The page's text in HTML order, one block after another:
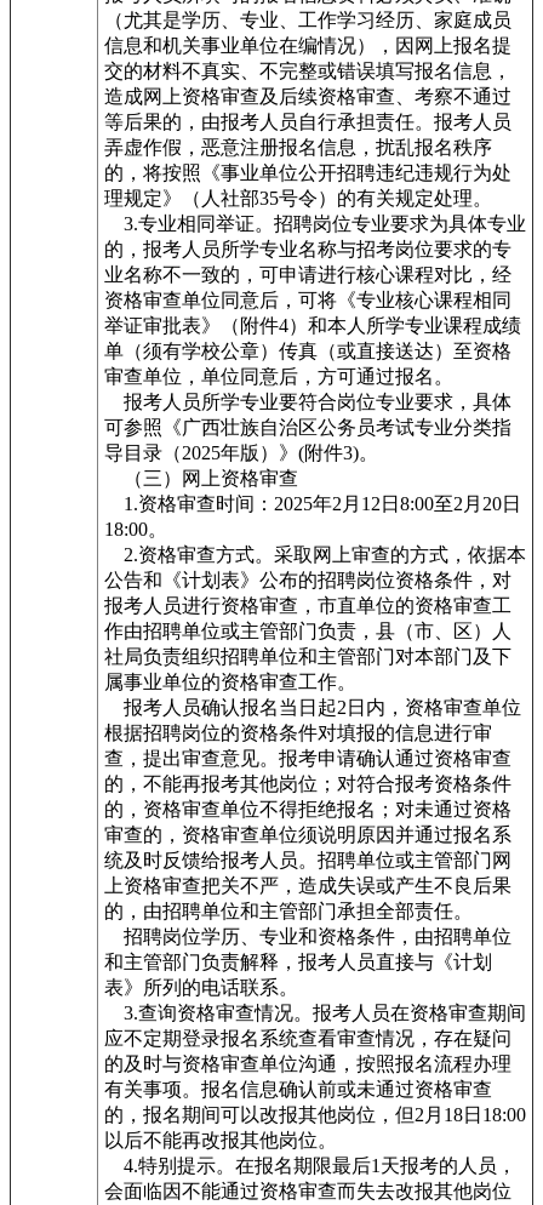
（尤其是学历、专业、工作学习经历、家庭成员
信息和机关事业单位在编情况），因网上报名提
交的材料不真实、不完整或错误填写报名信息，
造成网上资格审查及后续资格审查、考察不通过
等后果的，由报考人员自行承担责任。报考人员
弄虚作假，恶意注册报名信息，扰乱报名秩序
的，将按照《事业单位公开招聘违纪违规行为处
理规定》（人社部35号令）的有关规定处理。
3.专业相同举证。招聘岗位专业要求为具体专业
的，报考人员所学专业名称与招考岗位要求的专
业名称不一致的，可申请进行核心课程对比，经
资格审查单位同意后，可将《专业核心课程相同
举证审批表》（附件4）和本人所学专业课程成绩
单（须有学校公章）传真（或直接送达）至资格
审查单位，单位同意后，方可通过报名。
报考人员所学专业要符合岗位专业要求，具体
可参照《广西壮族自治区公务员考试专业分类指
导目录（2025年版）》(附件3)。
（三）网上资格审查
1.资格审查时间：2025年2月12日8:00至2月20日
18:00。
2.资格审查方式。采取网上审查的方式，依据本
公告和《计划表》公布的招聘岗位资格条件，对
报考人员进行资格审查，市直单位的资格审查工
作由招聘单位或主管部门负责，县（市、区）人
社局负责组织招聘单位和主管部门对本部门及下
属事业单位的资格审查工作。
报考人员确认报名当日起2日内，资格审查单位
根据招聘岗位的资格条件对填报的信息进行审
查，提出审查意见。报考申请确认通过资格审查
的，不能再报考其他岗位；对符合报考资格条件
的，资格审查单位不得拒绝报名；对未通过资格
审查的，资格审查单位须说明原因并通过报名系
统及时反馈给报考人员。招聘单位或主管部门网
上资格审查把关不严，造成失误或产生不良后果
的，由招聘单位和主管部门承担全部责任。
招聘岗位学历、专业和资格条件，由招聘单位
和主管部门负责解释，报考人员直接与《计划
表》所列的电话联系。
3.查询资格审查情况。报考人员在资格审查期间
应不定期登录报名系统查看审查情况，存在疑问
的及时与资格审查单位沟通，按照报名流程办理
有关事项。报名信息确认前或未通过资格审查
的，报名期间可以改报其他岗位，但2月18日18:00
以后不能再改报其他岗位。
4.特别提示。在报名期限最后1天报考的人员，
会面临因不能通过资格审查而失去改报其他岗位